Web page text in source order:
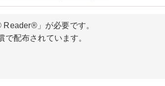
」が必要です。
配布されています。